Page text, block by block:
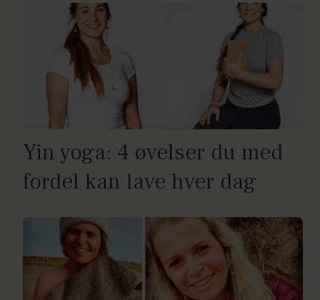
Yin yoga: 4 øvelser du med
fordel kan lave hver dag